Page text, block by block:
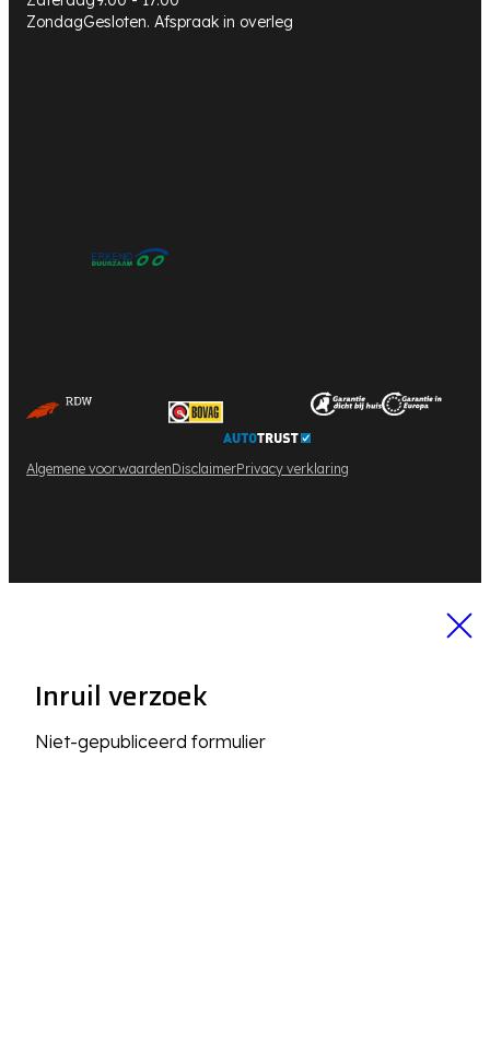
ZondagGesloten. Afspraak in overleg
Algemene voorwaardenDisclaimerPrivacy verklaring
Inruil verzoek
Niet-gepubliceerd formulier